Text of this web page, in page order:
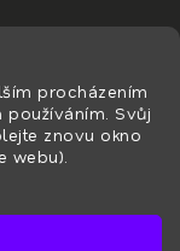
procházením
používáním. Svůj
znovu okno
webu).
práva